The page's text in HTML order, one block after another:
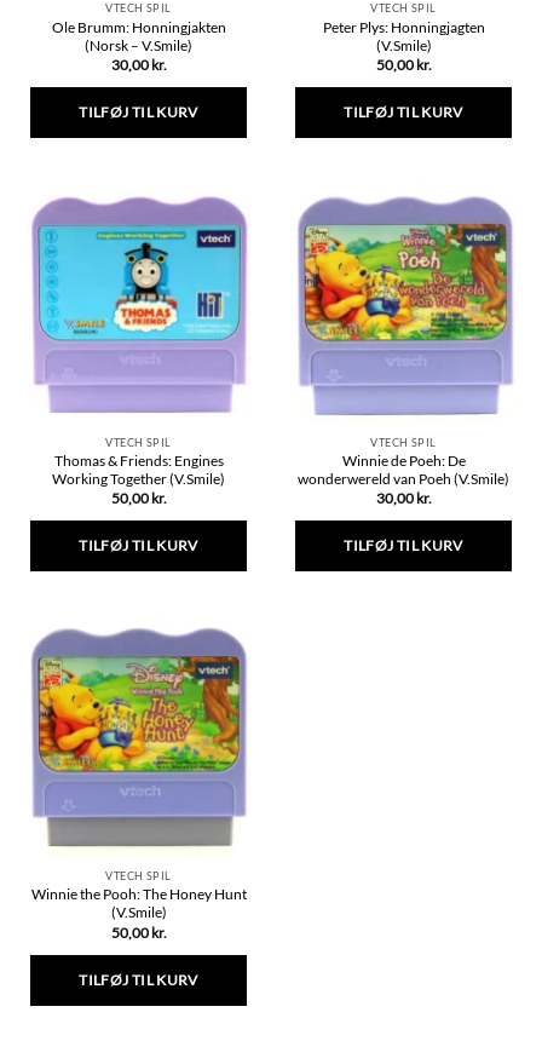
VTECH SPIL
Ole Brumm: Honningjakten
(Norsk – V.Smile)
30,00 kr.
TILFØJ TIL KURV
VTECH SPIL
Peter Plys: Honningjagten
(V.Smile)
50,00 kr.
TILFØJ TIL KURV
VTECH SPIL
Thomas & Friends: Engines
Working Together (V.Smile)
50,00 kr.
TILFØJ TIL KURV
VTECH SPIL
Winnie de Poeh: De
wonderwereld van Poeh (V.Smile)
30,00 kr.
TILFØJ TIL KURV
VTECH SPIL
Winnie the Pooh: The Honey Hunt
(V.Smile)
50,00 kr.
TILFØJ TIL KURV